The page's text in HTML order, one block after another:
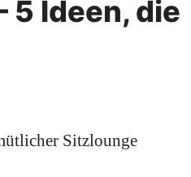
5 Ideen, die